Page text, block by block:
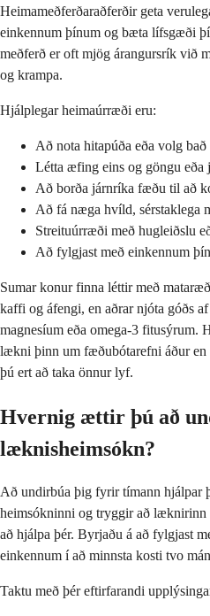
Heimameðferðaraðferðir geta
einkennum þínum og bæta lífsgæði
meðferð er oft mjög árangursrík við
og krampa.
Hjálplegar heimaúrræði eru:
Að nota hitapúða eða volg
Létta æfing eins og göngu eða
Að borða járnríka fæðu til að
Að fá næga hvíld, sérstaklega
Streituúrræði með hugleiðslu
Að fylgjast með einkennum
Sumar konur finna léttir með
kaffi og áfengi, en aðrar njóta góðs
magnesíum eða omega-3 fitusýrum.
lækni þinn um fæðubótarefni áður en
þú ert að taka önnur lyf.
Hvernig ættir þú að
læknisheimsókn?
Að undirbúa þig fyrir tímann hjálpar
heimsókninni og tryggir að
að hjálpa þér. Byrjaðu á að fylgjast
einkennum í að minnsta kosti tvo
Taktu með þér eftirfarandi